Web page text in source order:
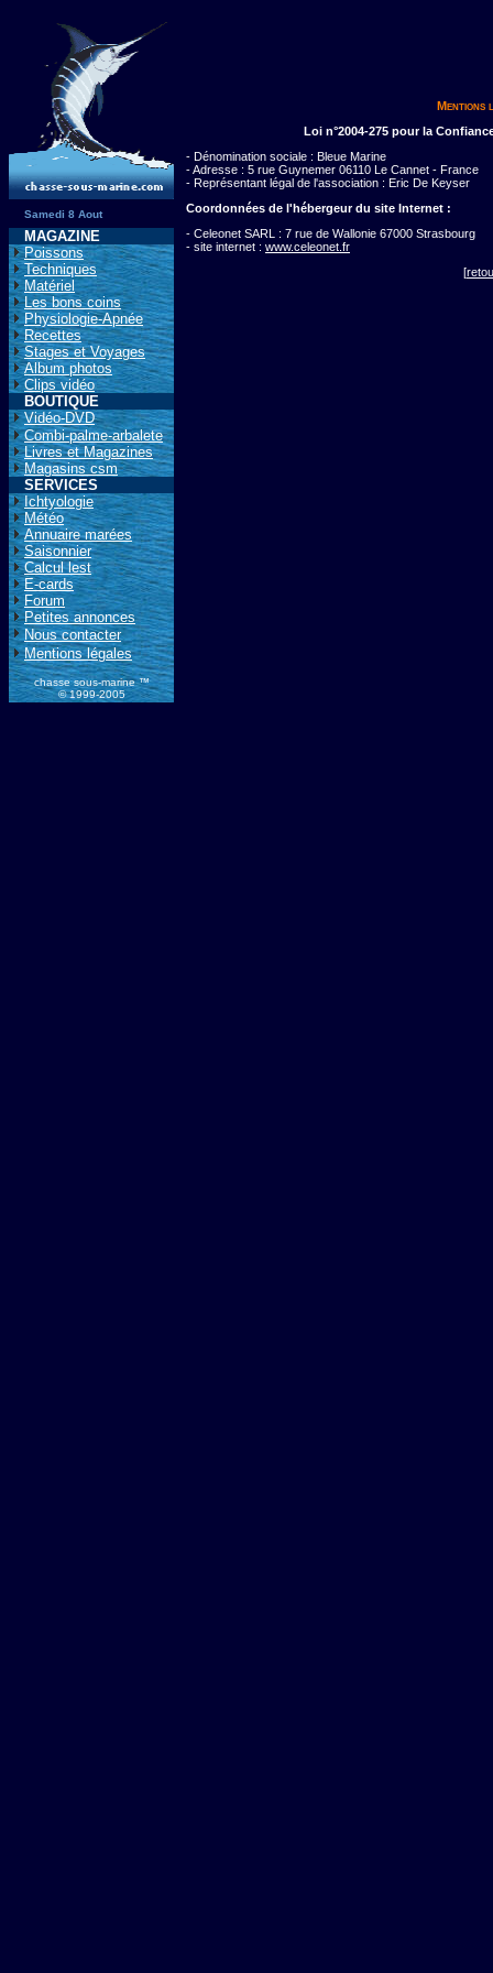
Samedi 8 Aout
MAGAZINE
Poissons
Techniques
Matériel
Les bons coins
Physiologie-Apnée
Recettes
Stages et Voyages
Album photos
Clips vidéo
BOUTIQUE
Vidéo-DVD
Combi-palme-arbalete
Livres et Magazines
Magasins csm
SERVICES
Ichtyologie
Météo
Annuaire marées
Saisonnier
Calcul lest
E-cards
Forum
Petites annonces
Nous contacter
Mentions légales
chasse sous-marine ™
© 1999-2005
Mentions
Loi n°2004-275 pour la
- Dénomination sociale : Bleue Marine
- Adresse : 5 rue Guynemer 06110 Le Cannet - France
- Représentant légal de l'association : Eric De Keyser
Coordonnées de l'hébergeur du site Internet :
- Celeonet SARL : 7 rue de Wallonie 67000 Strasbourg
- site internet : www.celeonet.fr
[